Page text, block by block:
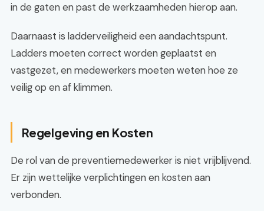
in de gaten en past de werkzaamheden hierop aan.
Daarnaast is ladderveiligheid een aandachtspunt.
Ladders moeten correct worden geplaatst en
vastgezet, en medewerkers moeten weten hoe ze
veilig op en af klimmen.
Regelgeving en Kosten
De rol van de preventiemedewerker is niet vrijblijvend.
Er zijn wettelijke verplichtingen en kosten aan
verbonden.